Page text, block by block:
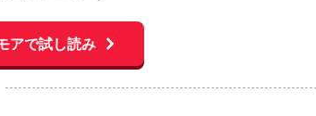
アで試し読み